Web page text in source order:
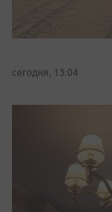
сегодня, 13:04